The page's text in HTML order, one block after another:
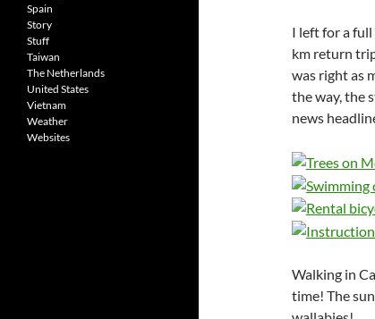
I left for a
km return
was right as
the way, the
news
Walking in
time! The
Spain
Story
Stuff
Taiwan
The Netherlands
United States
Vietnam
Weather
Websites